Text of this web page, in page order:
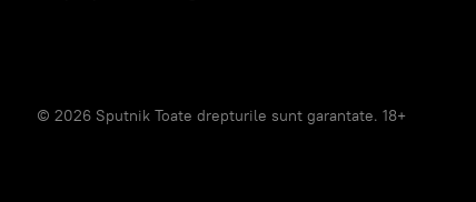
© 2026 Sputnik Toate drepturile sunt garantate. 18+